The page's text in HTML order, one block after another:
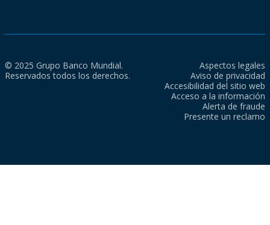
© 2025 Grupo Banco Mundial.
Reservados todos los derechos.
Aspectos legales
Aviso de privacidad
Accesibilidad del sitio web
Acceso a la información
Alerta de fraude
Presente un reclamo